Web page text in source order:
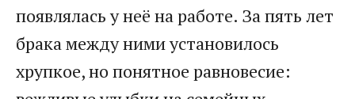
появлялась у неё на работе. За пять лет
брака между ними установилось
хрупкое, но понятное равновесие: